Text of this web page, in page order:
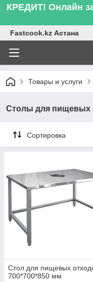
КРЕДИТ! Онлайн
Fastcook.kz Астана
Товары и услуги
Столы для пищевых
Сортировка
Стол для пищевых
700*700*850 мм